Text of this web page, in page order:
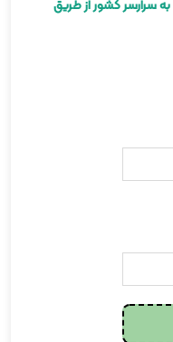
سرارسر کشور از طریق